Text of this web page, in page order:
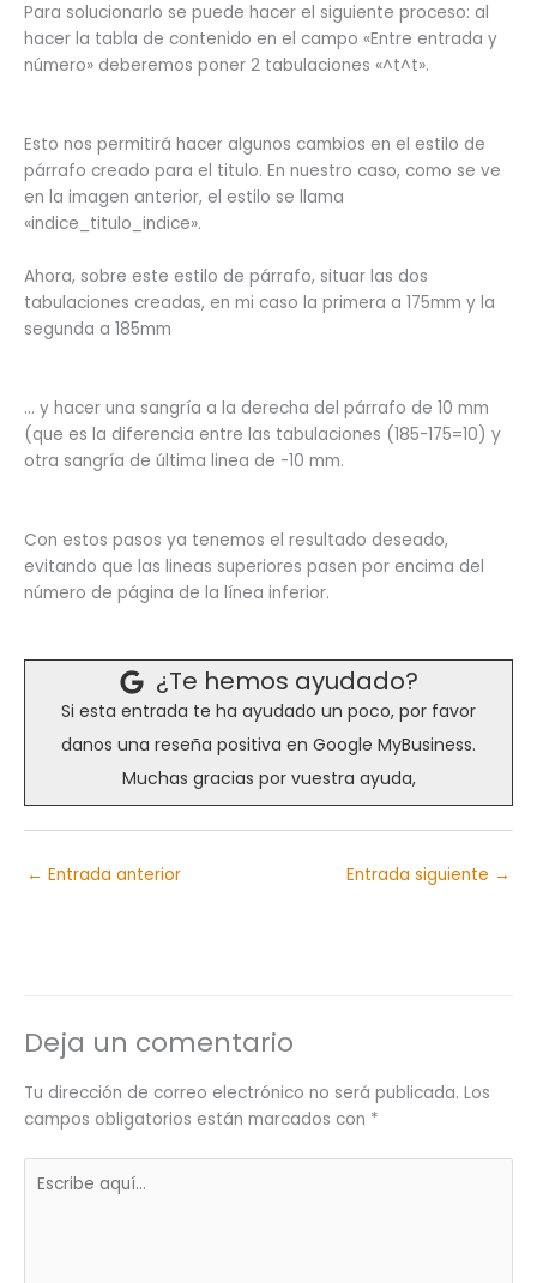
Para solucionarlo se puede hacer el siguiente proceso: al
hacer la tabla de contenido en el campo «Entre entrada y
número» deberemos poner 2 tabulaciones «^t^t».
Esto nos permitirá hacer algunos cambios en el estilo de
párrafo creado para el titulo. En nuestro caso, como se ve
en la imagen anterior, el estilo se llama
«indice_titulo_indice».
Ahora, sobre este estilo de párrafo, situar las dos
tabulaciones creadas, en mi caso la primera a 175mm y la
segunda a 185mm
… y hacer una sangría a la derecha del párrafo de 10 mm
(que es la diferencia entre las tabulaciones (185-175=10) y
otra sangría de última linea de -10 mm.
Con estos pasos ya tenemos el resultado deseado,
evitando que las lineas superiores pasen por encima del
número de página de la línea inferior.
¿Te hemos ayudado?
Si esta entrada te ha ayudado un poco, por favor
danos una reseña positiva en Google MyBusiness.
Muchas gracias por vuestra ayuda,
← Entrada anterior Entrada siguiente →
Deja un comentario
Tu dirección de correo electrónico no será publicada. Los
campos obligatorios están marcados con *
aquí...